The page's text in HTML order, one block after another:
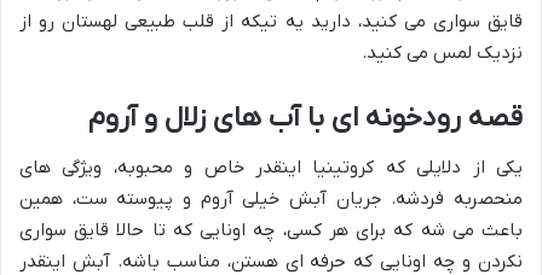
قایق سواری می کنید، دارید یه تیکه از قلب طبیعی لهستان رو از
نزدیک لمس می کنید.
قصه رودخونه ای با آب های زلال و آروم
یکی از دلایلی که کروتینیا اینقدر خاص و محبوبه، ویژگی های
منحصربه فردشه. جریان آبش خیلی آروم و پیوسته ست، همین
باعث می شه که برای هر کسی، چه اونایی که تا حالا قایق سواری
نکردن و چه اونایی که حرفه ای هستن، مناسب باشه. آبش اینقدر